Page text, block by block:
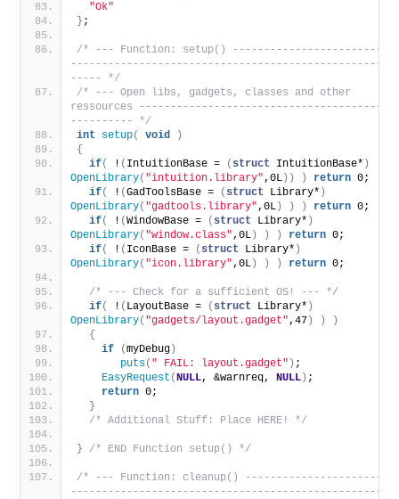
"Ok"
} ;
/* --- Function: setup() -------------------------
---------------------------------------------------
----- */
/* --- Open libs, gadgets, classes and other
ressources ----------------------------------------
---------- */
int
setup( void
)
{
if( ! ( IntuitionBase = ( struct IntuitionBase* )
OpenLibrary( "intuition.library",0L )) ) return 0;
if( ! (GadToolsBase = ( struct Library* )
OpenLibrary( "gadtools.library",0L ) ) ) return 0;
if( ! (WindowBase = ( struct Library* )
OpenLibrary( "window.class",0L ) ) ) return 0;
if( ! ( IconBase = ( struct Library* )
OpenLibrary( "icon.library",0L ) ) ) return 0;
/* --- Check for a sufficient OS! --- */
if( ! ( LayoutBase = ( struct Library* )
OpenLibrary( "gadgets/layout.gadget",47 ) )
)
{
if
(myDebug )
puts( " FAIL: layout.gadget" ) ;
EasyRequest (NULL, &warnreq, NULL ) ;
return 0;
}
/* Additional Stuff: Place HERE! */
} /* END Function setup() */
/* --- Function: cleanup() -----------------------
---------------------------------------------------